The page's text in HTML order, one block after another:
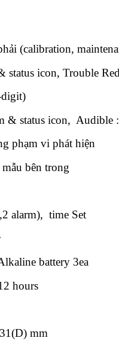
(calibration,
status icon, Trouble
& status icon, Audible
phạm vi phát hiện
bên trong
alarm), time Set
battery 3ea
hours
mm